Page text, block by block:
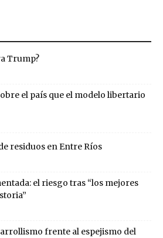
Trump?
el país que el modelo libertario
residuos en Entre Ríos
el riesgo tras “los mejores
frente al espejismo del